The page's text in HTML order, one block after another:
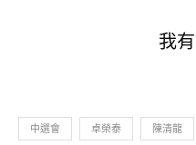
我
中選會 卓榮泰 陳清龍